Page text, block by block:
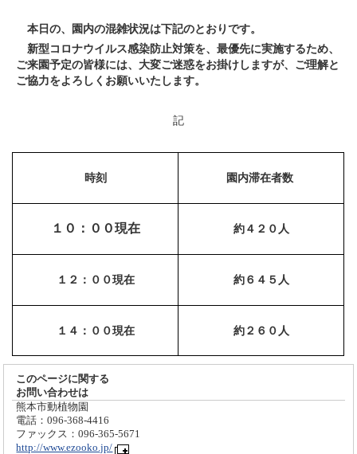
本日の、園内の混雑状況は下記のとおりです。
新型コロナウイルス感染防止対策を、最優先に実施するため、
ご来園予定の皆様には、大変ご迷惑をお掛けしますが、ご理解と
ご協力をよろしくお願いいたします。
記
時刻 園内滞在者数
１０：００現在 約４２０人
１２：００現在 約６４５人
１４：００現在 約２６０人
このページに関する
お問い合わせは
熊本市動植物園
電話：096-368-4416
ファックス：096-365-5671
http://www.ezooko.jp/